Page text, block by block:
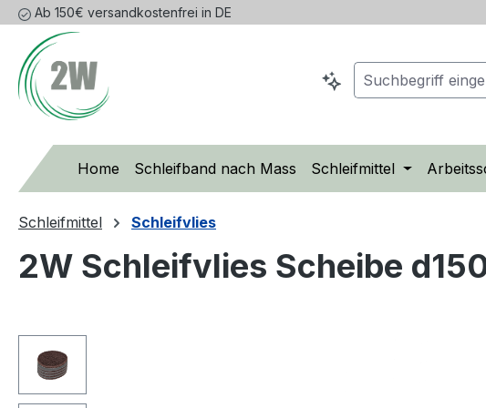
Hauptinhalt springen
Zur Suche springen
Zur Hauptnavigation springen
Ab 150€ versandkostenfrei in DE
Home Schleifband nach Mass Schleifmittel
Schleifmittel Schleifvlies
2W Schleifvlies Scheibe